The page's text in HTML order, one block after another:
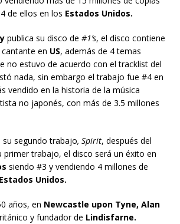
de ellos en los Estados Unidos.
publica su disco de #1’s, el disco contiene
en US, además de 4 temas
no estuvo de acuerdo con el tracklist del
nada, sin embargo el trabajo fue #4 en
vendido en la historia de la música
no japonés, con más de 3.5 millones
su segundo trabajo, Spirit, después del
primer trabajo, el disco será un éxito en
siendo #3 y vendiendo 4 millones de
Estados Unidos.
años, en Newcastle upon Tyne, Alan
y fundador de Lindisfarne.